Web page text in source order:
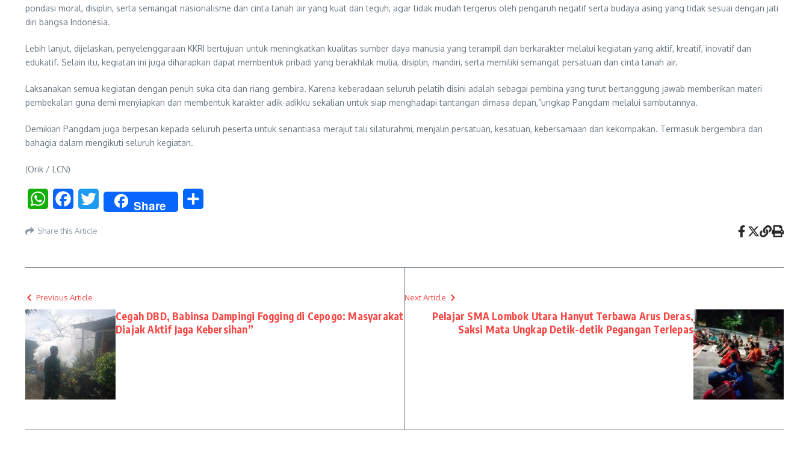
pondasi moral, disiplin, serta semangat nasionalisme dan cinta tanah air yang kuat dan teguh, agar tidak mudah tergerus oleh pengaruh negatif serta budaya asing yang tidak sesuai dengan jati
diri bangsa Indonesia.
Lebih lanjut, dijelaskan, penyelenggaraan KKRI bertujuan untuk meningkatkan kualitas sumber daya manusia yang terampil dan berkarakter melalui kegiatan yang aktif, kreatif, inovatif dan
edukatif. Selain itu, kegiatan ini juga diharapkan dapat membentuk pribadi yang berakhlak mulia, disiplin, mandiri, serta memiliki semangat persatuan dan cinta tanah air.
Laksanakan semua kegiatan dengan penuh suka cita dan riang gembira. Karena keberadaan seluruh pelatih disini adalah sebagai pembina yang turut bertanggung jawab memberikan materi
pembekalan guna demi menyiapkan dan membentuk karakter adik-adikku sekalian untuk siap menghadapi tantangan dimasa depan,”ungkap Pangdam melalui sambutannya.
Demikian Pangdam juga berpesan kepada seluruh peserta untuk senantiasa merajut tali silaturahmi, menjalin persatuan, kesatuan, kebersamaan dan kekompakan. Termasuk bergembira dan
bahagia dalam mengikuti seluruh kegiatan.
(Orik / LCN)
WhatsAppFacebookTwitter Share
Share this Article
Previous Article
Cegah DBD, Babinsa Dampingi Fogging di Cepogo: Masyarakat
Diajak Aktif Jaga Kebersihan”
Next Article
Pelajar SMA Lombok Utara Hanyut Terbawa Arus Deras,
Saksi Mata Ungkap Detik-detik Pegangan Terlepas